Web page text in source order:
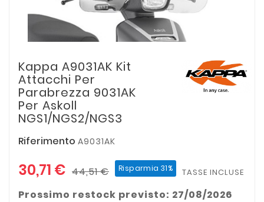
Kappa A9031AK Kit
Attacchi Per
Parabrezza 9031AK
Per Askoll
NGS1/NGS2/NGS3
Riferimento A9031AK
30,71 € 44,51 € Risparmia 31% TASSE INCLUSE
Prossimo restock previsto: 27/08/2026